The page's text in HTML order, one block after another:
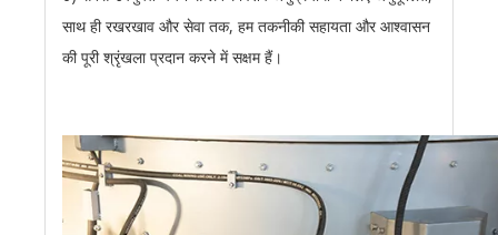
साथ ही रखरखाव और सेवा तक, हम तकनीकी सहायता और आश्वासन
की पूरी श्रृंखला प्रदान करने में सक्षम हैं।